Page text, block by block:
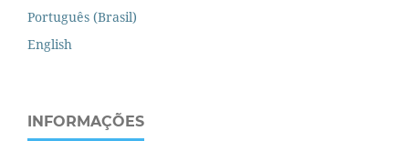
Português (Brasil)
English
INFORMAÇÕES